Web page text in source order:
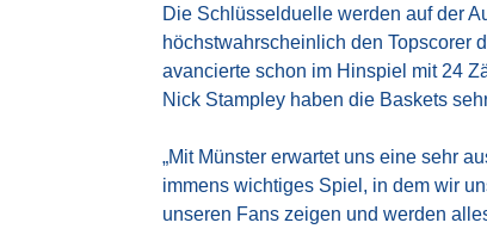
Die Schlüsselduelle werden auf der
höchstwahrscheinlich den Topscorer
avancierte schon im Hinspiel mit 24
Nick Stampley haben die Baskets
„Mit Münster erwartet uns eine sehr
immens wichtiges Spiel, in dem wir
unseren Fans zeigen und werden